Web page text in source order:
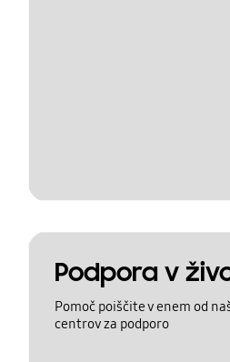
Podpora v
Pomoč poiščite v enem od
centrov za podporo